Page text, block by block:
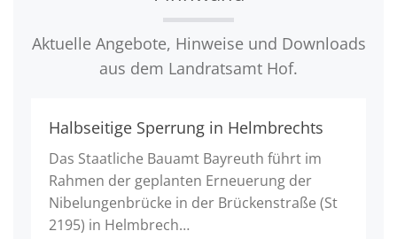
Aktuelle Angebote, Hinweise und Downloads
aus dem Landratsamt Hof.
Halbseitige Sperrung in Helmbrechts
Das Staatliche Bauamt Bayreuth führt im
Rahmen der geplanten Erneuerung der
Nibelungenbrücke in der Brückenstraße (St
2195) in Helmbrech…